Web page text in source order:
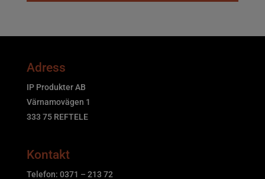
Adress
IP Produkter AB
Värnamovägen 1
333 75 REFTELE
Kontakt
Telefon: 0371 – 213 72